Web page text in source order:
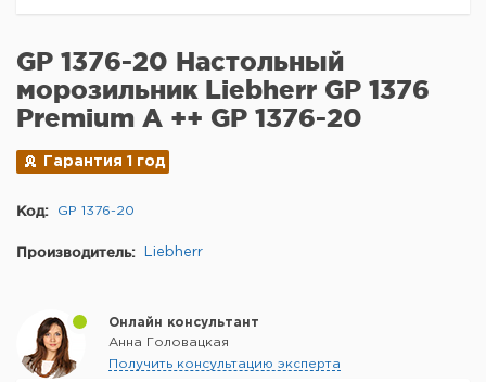
GP 1376-20 Настольный
морозильник Liebherr GP 1376
Premium A ++ GP 1376-20
Гарантия 1 год
Код: GP 1376-20
Производитель: Liebherr
Онлайн консультант
Анна Головацкая
Получить консультацию эксперта